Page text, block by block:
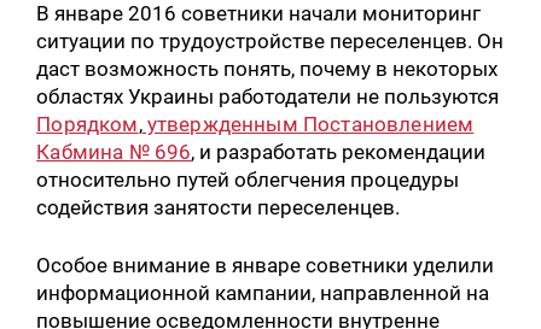
В январе 2016 советники начали мониторинг
ситуации по трудоустройстве переселенцев. Он
даст возможность понять, почему в некоторых
областях Украины работодатели не пользуются
Порядком,утвержденным Постановлением
Кабмина № 696, и разработать рекомендации
относительно путей облегчения процедуры
содействия занятости переселенцев.
Особое внимание в январе советники уделили
информационной кампании, направленной на
повышение осведомленности внутренне